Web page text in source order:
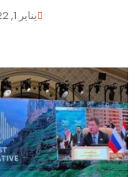
يناير 1, 2022